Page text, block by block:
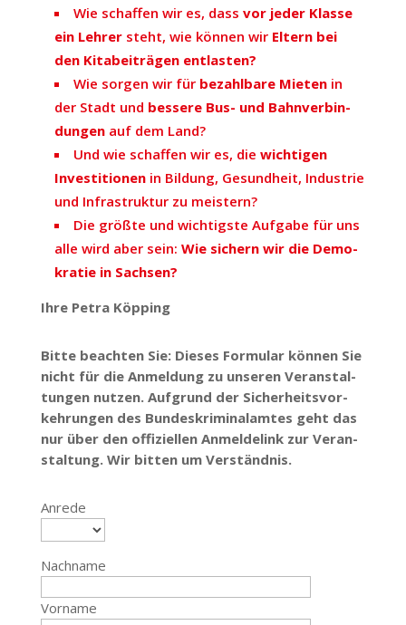
Wie schaffen wir es, dass vor jeder Klasse
ein Lehrersteht, wie können wir Eltern bei
den Kita­bei­trägen entlasten?
Wie sorgen wir fürbezahlbare Mietenin
der Stadt und bessere Bus- und Bahn­ver­bin­
dungenauf dem Land?
Und wie schaffen wir es, die wich­tigen
Inves­ti­tionenin Bildung, Gesundheit, Industrie
und Infra­struktur zu meistern?
Die größte und wich­tigste Aufgabe für uns
alle wird aber sein: Wie sichern wir die Demo­
kratie in Sachsen?
Ihre Petra Köpping
Bitte beachten Sie: Dieses Formular können Sie
nicht für die Anmeldung zu unseren Veran­stal­
tungen nutzen. Aufgrund der Sicher­heits­vor­
keh­rungen des Bundes­kri­mi­nal­amtes geht das
nur über den offi­zi­ellen Anmel­delink zur Veran­
staltung. Wir bitten um Verständnis.
Anrede
Nachname
Vorname